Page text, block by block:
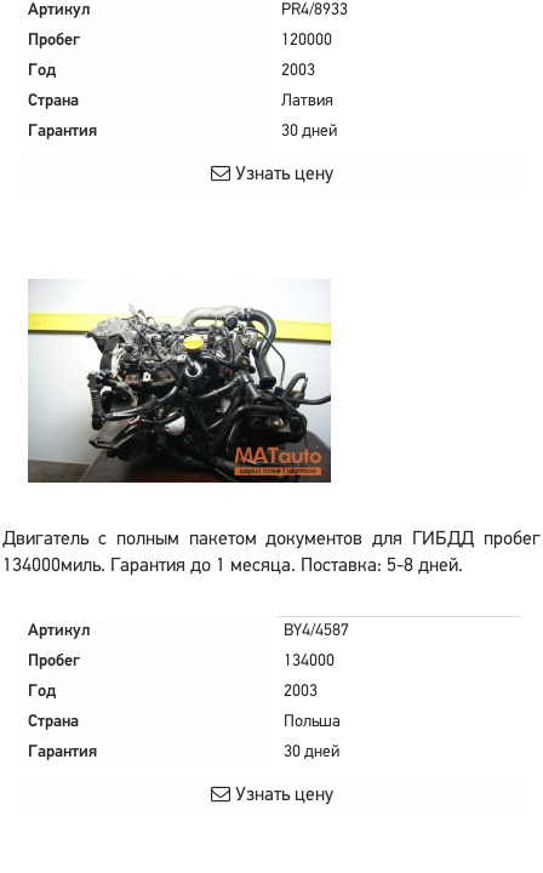
Артикул
PR4/8933
Пробег
120000
Год
2003
Страна
Латвия
Гарантия
30 дней
Узнать цену
Двигатель с полным пакетом документов для ГИБДД пробег
134000миль. Гарантия до 1 месяца. Поставка: 5-8 дней.
Артикул
BY4/4587
Пробег
134000
Год
2003
Страна
Польша
Гарантия
30 дней
Узнать цену